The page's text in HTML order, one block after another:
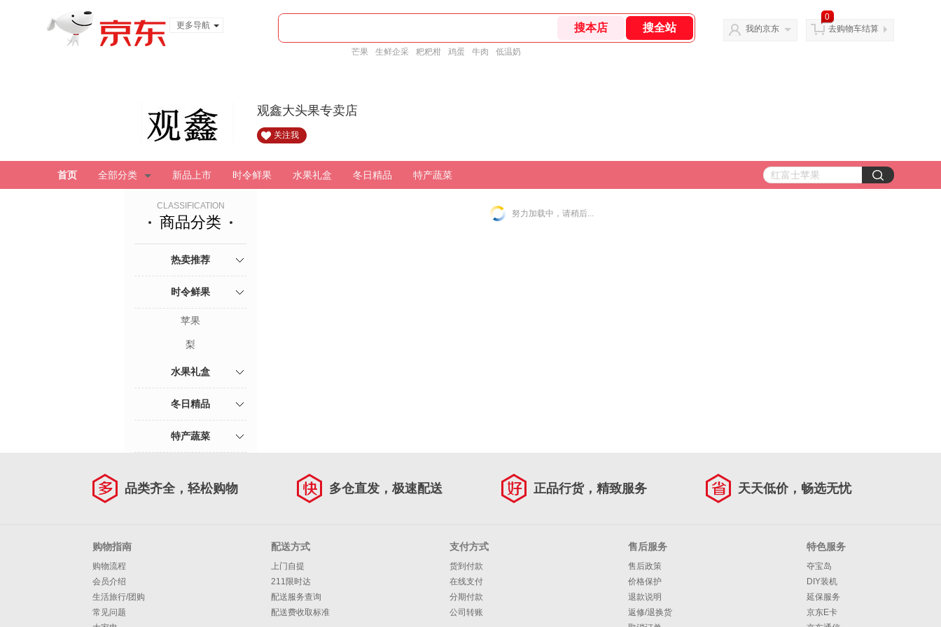
更多导航
芒果 生鲜企采 粑粑柑 鸡蛋 牛肉 低温奶
我的京东
0
去购物车结算
观鑫大头果专卖店
关注我
首页 全部分类 新品上市 时令鲜果 水果礼盒 冬日精品 特产蔬菜
CLASSIFICATION
商品分类
热卖推荐
时令鲜果
苹果
梨
水果礼盒
冬日精品
特产蔬菜
努力加载中，请稍后...
品类齐全，轻松购物 多仓直发，极速配送 正品行货，精致服务 天天低价，畅选无忧
购物指南
购物流程
会员介绍
生活旅行/团购
常见问题
配送方式
上门自提
211限时达
配送服务查询
配送费收取标准
支付方式
货到付款
在线支付
分期付款
公司转账
售后服务
售后政策
价格保护
退款说明
返修/退换货
特色服务
夺宝岛
DIY装机
延保服务
京东E卡